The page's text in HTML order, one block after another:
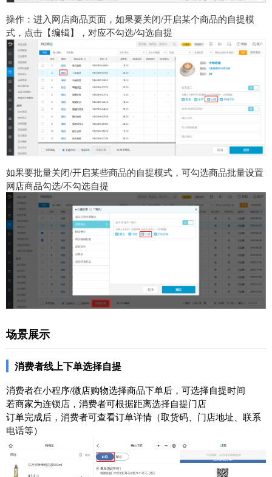
操作：进入网店商品页面，如果要关闭/开启某个商品的自提模
式，点击【编辑】，对应不勾选/勾选自提
如果要批量关闭/开启某些商品的自提模式，可勾选商品批量设置
网店商品勾选/不勾选自提
场景展示
消费者线上下单选择自提
消费者在小程序/微店购物选择商品下单后，可选择自提时间
若商家为连锁店，消费者可根据距离选择自提门店
订单完成后，消费者可查看订单详情（取货码、门店地址、联系
电话等）